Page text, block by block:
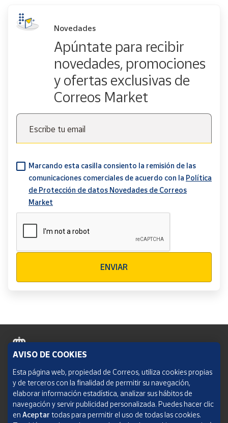
Novedades
Apúntate para recibir
novedades, promociones
y ofertas exclusivas de
Correos Market
Escribe tu email
Marcando esta casilla consiento la remisión de las
comunicaciones comerciales de acuerdo con la Política
de Protección de datos Novedades de Correos
Market
ENVIAR
Política de cookies
Aviso legal
Condiciones del servicio
AVISO DE COOKIES
Esta página web, propiedad de Correos, utiliza cookies propias
y de terceros con la finalidad de permitir su navegación,
elaborar información estadística, analizar sus hábitos de
navegación y servir publicidad personalizada. Puedes hacer clic
en Aceptar todas para permitir el uso de todas las cookies.